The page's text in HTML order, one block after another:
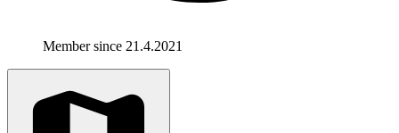
Member since 21.4.2021